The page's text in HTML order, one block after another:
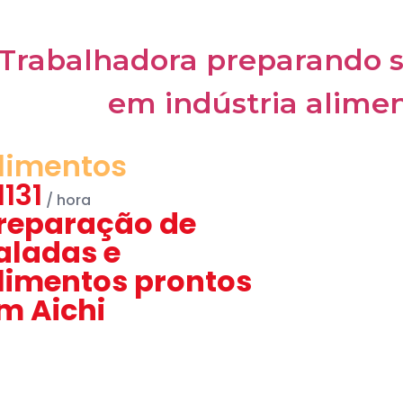
de
e
prontos
Aichi